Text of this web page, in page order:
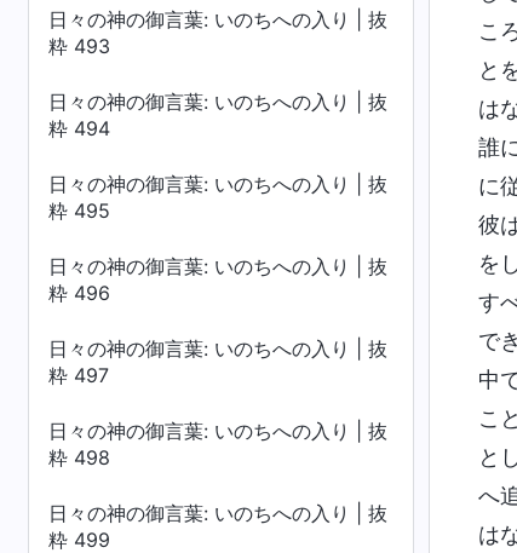
日々の神の御言葉: いのちへの入り | 抜
粋 493
日々の神の御言葉: いのちへの入り | 抜
粋 494
日々の神の御言葉: いのちへの入り | 抜
粋 495
日々の神の御言葉: いのちへの入り | 抜
粋 496
日々の神の御言葉: いのちへの入り | 抜
粋 497
日々の神の御言葉: いのちへの入り | 抜
粋 498
日々の神の御言葉: いのちへの入り | 抜
粋 499
こ
と
は
誰
に
彼
を
す
で
中
こ
と
へ
は